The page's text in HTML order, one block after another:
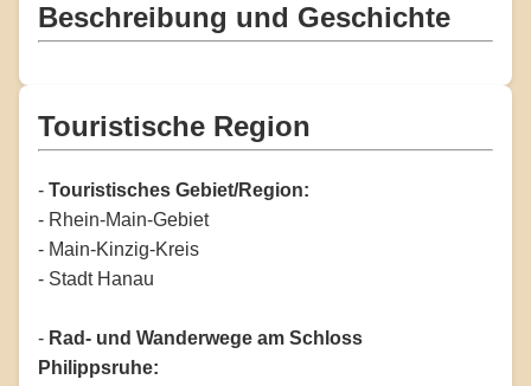
Beschreibung und Geschichte
Touristische Region
- Touristisches Gebiet/Region:
- Rhein-Main-Gebiet
- Main-Kinzig-Kreis
- Stadt Hanau
- Rad- und Wanderwege am Schloss
Philippsruhe: